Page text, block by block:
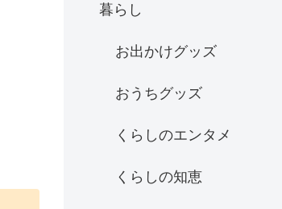
暮らし
お出かけグッズ
おうちグッズ
くらしのエンタメ
くらしの知恵